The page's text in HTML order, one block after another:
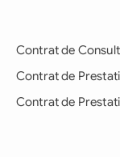
Contrat de
Contrat de
Contrat de